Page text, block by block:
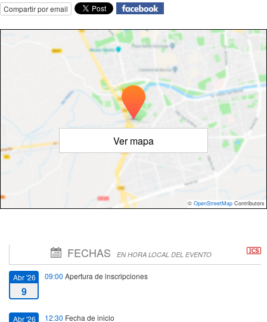
Compartir por email
Ver mapa
© OpenStreetMap Contributors
FECHAS EN HORA LOCAL DEL EVENTO
Abr '26
9
09:00 Apertura de inscripciones
Abr '26 12:30 Fecha de inicio